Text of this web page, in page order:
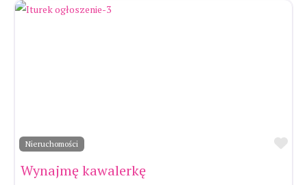
Nieruchomości
Wynajmę kawalerkę